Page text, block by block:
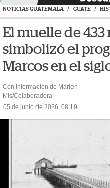
NOTICIAS GUATEMALA / GUATE /
El muelle de 433
simbolizó el
Marcos en el
Con información de Marlen
Mis/Colaboradora
05 de junio de 2026, 08:19